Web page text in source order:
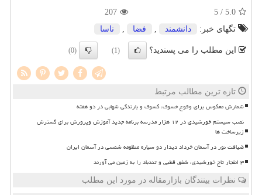
5.0
/ 5
207
تگهای خبر:
دانشمند فضا ناسا
این مطلب را می پسندید؟ (1)
(0)
تازه ترین مطالب مرتبط
شمارش معکوس برای وقوع خسوف، کسوف و بارندگی شهابی در دو هفته
نصب سیستم خورشیدی در ۱۲ هزار مدرسه برنامه جدید آموزش وپرورش برای گسترش
زیرساخت ها
ضیافت نور در آسمان خرداد دیدار دو سیاره منظومه شمسی در آسمان ایران
۳ انفجار تاج خورشیدی، شفق قطبی و تندباد را به زمین می آورند
نظرات بینندگان بازارمقاله در مورد این مطلب